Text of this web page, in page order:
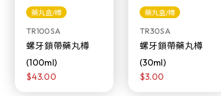
藥丸盒/樽
TR100SA
螺牙鎖帶藥丸樽
(100ml)
$43.00
藥丸盒/樽
TR30SA
螺牙鎖帶藥丸樽
(30ml)
$3.00